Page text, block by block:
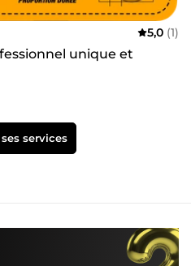
5,0 (1)
unique et
services